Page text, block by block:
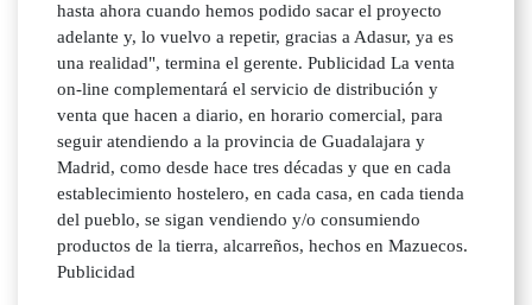
hasta ahora cuando hemos podido sacar el proyecto
adelante y, lo vuelvo a repetir, gracias a Adasur, ya es
una realidad", termina el gerente. Publicidad La venta
on-line complementará el servicio de distribución y
venta que hacen a diario, en horario comercial, para
seguir atendiendo a la provincia de Guadalajara y
Madrid, como desde hace tres décadas y que en cada
establecimiento hostelero, en cada casa, en cada tienda
del pueblo, se sigan vendiendo y/o consumiendo
productos de la tierra, alcarreños, hechos en Mazuecos.
Publicidad